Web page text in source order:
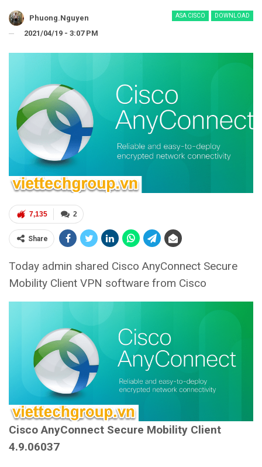
ASA CISCO DOWNLOAD
Phuong.nguyen
2021/04/19 - 3:07 PM
2
7,135
Share
Today admin shared Cisco AnyConnect Secure
Mobility Client VPN software from Cisco
Cisco AnyConnect Secure Mobility Client
4.9.06037